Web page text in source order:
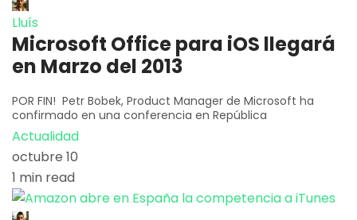
Lluís
Microsoft Office para iOS llegará
en Marzo del 2013
POR FIN! Petr Bobek, Product Manager de Microsoft ha
confirmado en una conferencia en República
Actualidad
octubre 10
1 min read